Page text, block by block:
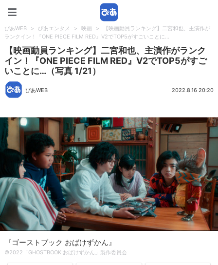
ぴあWEB > ぴあエンタメ > 映画 >
【映画動員ランキング】二宮和也、主演作が
ランクイン！『ONE PIECE FILM RED』V2でTOP5がすごいことに…
【映画動員ランキング】二宮和也、主演作がランク
イン！『ONE PIECE FILM RED』V2でTOP5がすご
いことに…（写真 1/21）
ぴあWEB 2022.8.16 20:20
『ゴーストブック おばけずかん』
©2022「GHOSTBOOK おばけずかん」製作委員会